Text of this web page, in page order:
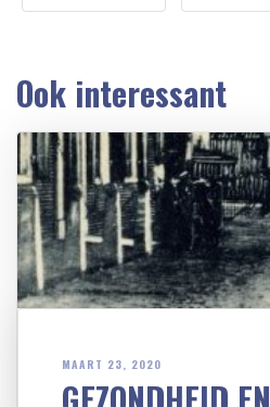
Ook interessant
MAART 23, 2020